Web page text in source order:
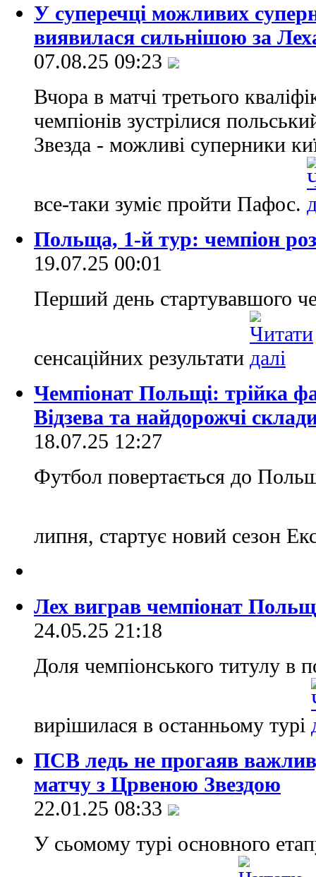
У суперечці можливих
виявилася сильнішою за
07.08.25 09:23
Вчора в матчі третього
чемпіонів зустрілися
Звезда - можливі суперники
все-таки зуміє пройти Пафос.
Польща, 1-й тур: чемпіон
19.07.25 00:01
Перший день стартувавшого
сенсаційних результати
Чемпіонат Польщі: трійка
Відзева та найдорожчі
18.07.25 12:27
Футбол повертається до
липня, стартує новий сезон
Лех виграв чемпіонат
24.05.25 21:18
Доля чемпіонського титулу в
вирішилася в останньому турі
ПСВ ледь не прогаяв
матчу з Црвеною Звездою
22.01.25 08:33
У сьомому турі основного